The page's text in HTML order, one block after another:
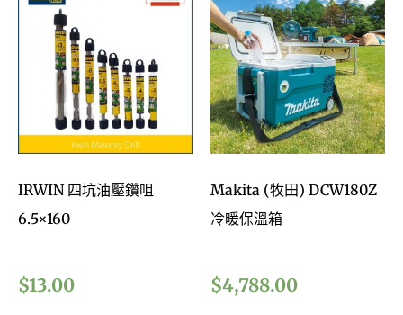
IRWIN 四坑油壓鑽咀
6.5×160
$13.00
Makita (牧田) DCW180Z
冷暖保溫箱
$4,788.00